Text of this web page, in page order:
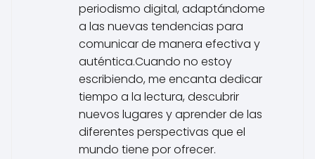
periodismo digital, adaptándome
a las nuevas tendencias para
comunicar de manera efectiva y
auténtica.Cuando no estoy
escribiendo, me encanta dedicar
tiempo a la lectura, descubrir
nuevos lugares y aprender de las
diferentes perspectivas que el
mundo tiene por ofrecer.